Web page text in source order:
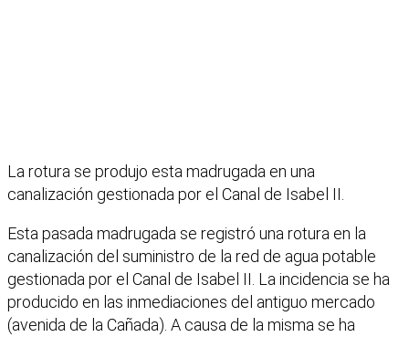
La rotura se produjo esta madrugada en una
canalización gestionada por el Canal de Isabel II.
Esta pasada madrugada se registró una rotura en la
canalización del suministro de la red de agua potable
gestionada por el Canal de Isabel II. La incidencia se ha
producido en las inmediaciones del antiguo mercado
(avenida de la Cañada). A causa de la misma se ha